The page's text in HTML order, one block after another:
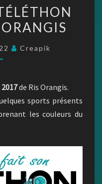
Creapik
de Ris Orangis.
sports présents
les couleurs du